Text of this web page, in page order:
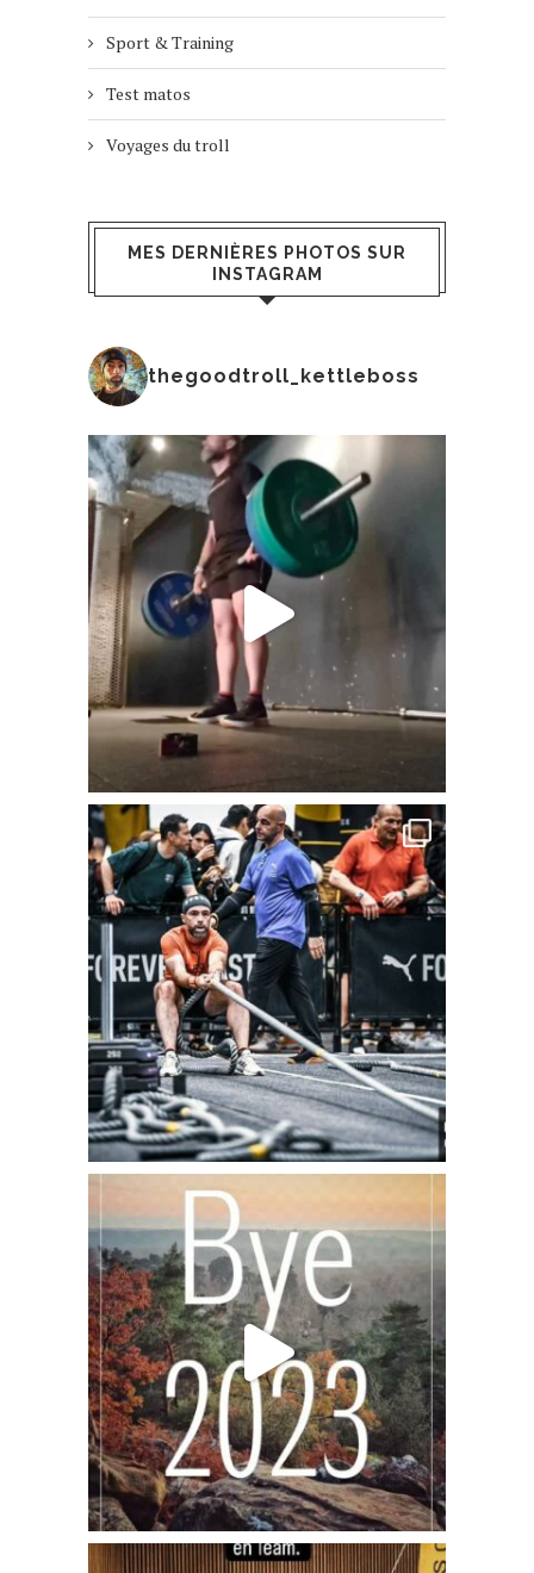
Sport & Training
Test matos
Voyages du troll
MES DERNIÈRES PHOTOS SUR
INSTAGRAM
thegoodtroll_kettleboss